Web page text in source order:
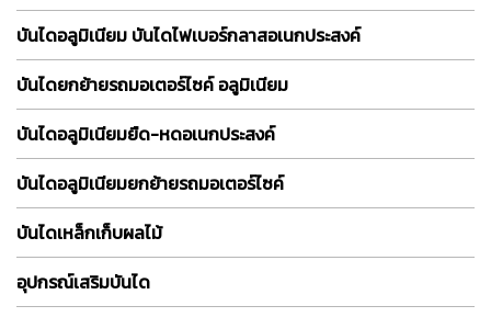
บันไดอลูมิเนียม บันไดไฟเบอร์กลาสอเนกประสงค์
บันไดยกย้ายรถมอเตอร์ไซค์ อลูมิเนียม
บันไดอลูมิเนียมยืด-หดอเนกประสงค์
บันไดอลูมิเนียมยกย้ายรถมอเตอร์ไซค์
บันไดเหล็กเก็บผลไม้
อุปกรณ์เสริมบันได